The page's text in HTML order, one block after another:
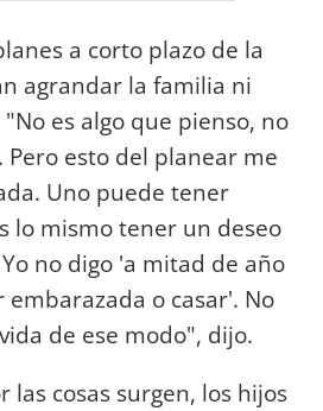
a corto plazo de la
agrandar la familia ni
es algo que pienso, no
esto del planear me
Uno puede tener
lo mismo tener un deseo
no digo 'a mitad de año
o casar'. No
de ese modo", dijo.
las cosas surgen, los hijos